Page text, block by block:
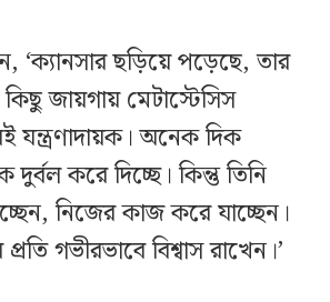
‘ক্যানসার ছড়িয়ে পড়েছে, তার
জায়গায় মেটাস্টেসিস
যন্ত্রণাদায়ক। অনেক দিক
করে দিচ্ছে। কিন্তু তিনি
নিজের কাজ করে যাচ্ছেন।
গভীরভাবে বিশ্বাস রাখেন।’